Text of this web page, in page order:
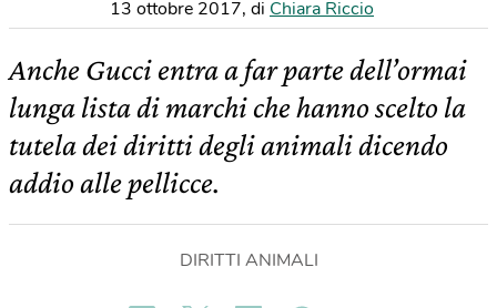
13 ottobre 2017, di Chiara Riccio
Anche Gucci entra a far parte dell’ormai
lunga lista di marchi che hanno scelto la
tutela dei diritti degli animali dicendo
addio alle pellicce.
DIRITTI ANIMALI